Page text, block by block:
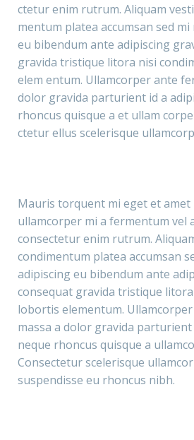
ctetur enim rutrum. Aliquam
mentum platea accumsan sed
eu bibendum ante adipiscing
gravida tristique litora nisi
elem entum. Ullamcorper ante
dolor gravida parturient id a
rhoncus quisque a et ullam
ctetur ellus scelerisque
Mauris torquent mi eget et amet
ullamcorper mi a fermentum vel
consectetur enim rutrum.
condimentum platea accumsan
adipiscing eu bibendum ante
consequat gravida tristique
lobortis elementum.
massa a dolor gravida parturient
neque rhoncus quisque a
Consectetur scelerisque
suspendisse eu rhoncus nibh.